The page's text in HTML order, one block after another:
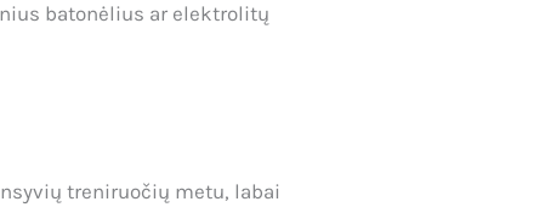
batonėlius ar elektrolitų
treniruočių metu, labai